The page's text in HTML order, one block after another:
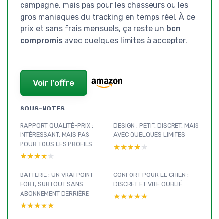
campagne, mais pas pour les chasseurs ou les
gros maniaques du tracking en temps réel. À ce
prix et sans frais mensuels, ça reste un bon
compromis avec quelques limites à accepter.
Voir l'offre
SOUS-NOTES
RAPPORT QUALITÉ-PRIX :
INTÉRESSANT, MAIS PAS
POUR TOUS LES PROFILS
★★★★★
★★★★★
DESIGN : PETIT, DISCRET, MAIS
AVEC QUELQUES LIMITES
★★★★★
★★★★★
BATTERIE : UN VRAI POINT
FORT, SURTOUT SANS
ABONNEMENT DERRIÈRE
★★★★★
★★★★★
CONFORT POUR LE CHIEN :
DISCRET ET VITE OUBLIÉ
★★★★★
★★★★★